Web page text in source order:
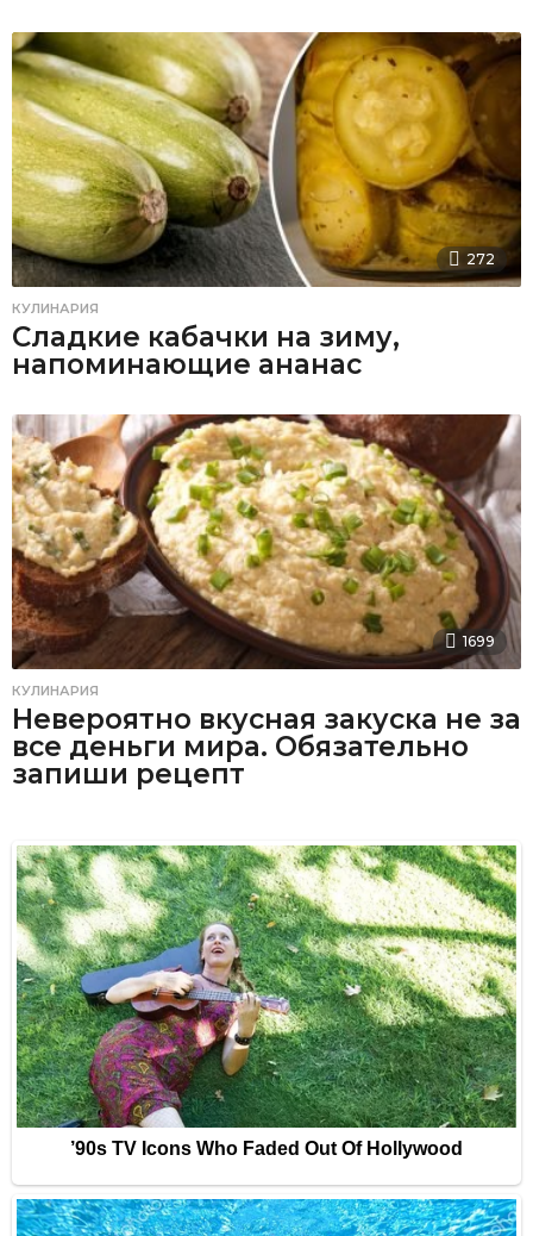
272
КУЛИНАРИЯ
Сладкие кабачки на зиму,
напоминающие ананас
1699
КУЛИНАРИЯ
Невероятно вкусная закуска не за
все деньги мира. Обязательно
запиши рецепт